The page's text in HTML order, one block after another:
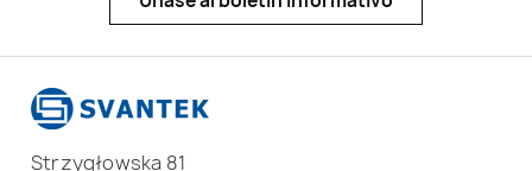
Strzygłowska 81